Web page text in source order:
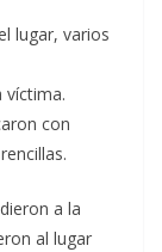
lugar, varios
víctima.
con
a la
al lugar